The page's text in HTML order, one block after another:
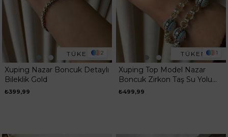
TÜKENDI2
Xuping Nazar Boncuk Detaylı
Bileklik Gold
₺399,99
TÜKENDI1
Xuping Top Model Nazar
Boncuk Zirkon Taş Su Yolu
Bileklik Gold
₺499,99